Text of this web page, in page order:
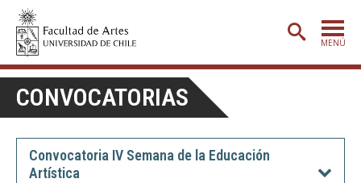
MENÚ
PORTADA
ADMISIÓN
ETAPA BÁSICA
CONVOCATORIAS
Convocatoria IV Semana de la Educación
Artística